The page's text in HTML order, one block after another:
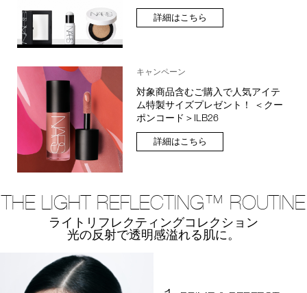
詳細はこちら
キャンペーン
対象商品含むご購入で人気アイテ
ム特製サイズプレゼント！ ＜クー
ポンコード＞ILB26
詳細はこちら
THE LIGHT REFLECTING™ ROUTINE
ライトリフレクティングコレクション
光の反射で透明感溢れる肌に。